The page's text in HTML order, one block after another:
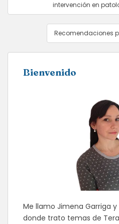
entradas
intervención en
Recomendaciones
Bienvenido
Me llamo Jimena Garriga
donde trato temas de